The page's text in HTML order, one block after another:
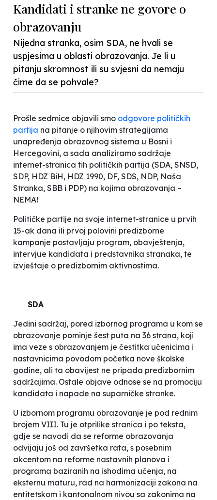
Kandidati i stranke ne govore o
obrazovanju
Nijedna stranka, osim SDA, ne hvali se
uspjesima u oblasti obrazovanja. Je li u
pitanju skromnost ili su svjesni da nemaju
čime da se pohvale?
Prošle sedmice objavili smo odgovore političkih
partija na pitanje o njihovim strategijama
unapređenja obrazovnog sistema u Bosni i
Hercegovini, a sada analiziramo sadržaje
internet-stranica tih političkih partija (SDA, SNSD,
SDP, HDZ BiH, HDZ 1990, DF, SDS, NDP, Naša
Stranka, SBB i PDP) na kojima obrazovanja –
NEMA!
Političke partije na svoje internet-stranice u prvih
15-ak dana ili prvoj polovini predizborne
kampanje postavljaju program, obavještenja,
intervjue kandidata i predstavnika stranaka, te
izvještaje o predizbornim aktivnostima.
SDA
Jedini sadržaj, pored izbornog programa u kom se
obrazovanje pominje šest puta na 36 strana, koji
ima veze s obrazovanjem je čestitka učenicima i
nastavnicima povodom početka nove školske
godine, ali ta obavijest ne pripada predizbornim
sadržajima. Ostale objave odnose se na promociju
kandidata i napade na suparničke stranke.
U izbornom programu obrazovanje je pod rednim
brojem VIII. Tu je otprilike stranica i po teksta,
gdje se navodi da se reforme obrazovanja
odvijaju još od završetka rata, s posebnim
akcentom na reforme nastavnih planova i
programa baziranih na ishodima učenja, na
eksternu maturu, rad na harmonizaciji zakona na
entitetskom i kantonalnom nivou sa zakonima na